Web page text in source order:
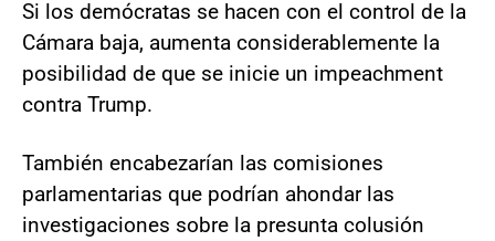
Si los demócratas se hacen con el control de la
Cámara baja, aumenta considerablemente la
posibilidad de que se inicie un impeachment
contra Trump.
También encabezarían las comisiones
parlamentarias que podrían ahondar las
investigaciones sobre la presunta colusión